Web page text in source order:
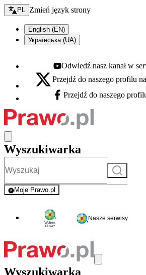
Zmień język - bieżący:
PL Zmień język strony
English (EN)
Українська (UA)
Youtube - otwiera się w nowej karcie
Odwiedź nasz kanał w
X - otwiera się w nowej karcie
Przejdź do naszego profilu
Facebook - otwiera się w nowej karcie
Przejdź do naszego
Wyszukiwarka
Szukaj
Moje Prawo.pl
- rejestracja i logowanie do serwisu
Nasze serwisy
Wyszukiwarka